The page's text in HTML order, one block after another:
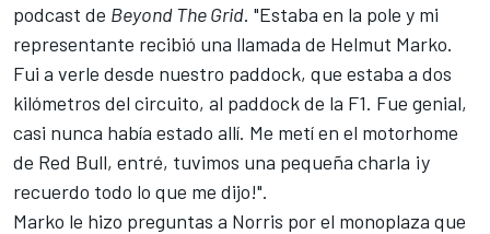
podcast de Beyond The Grid. "Estaba en la pole y mi
representante recibió una llamada de Helmut Marko.
Fui a verle desde nuestro paddock, que estaba a dos
kilómetros del circuito, al paddock de la F1. Fue genial,
casi nunca había estado allí. Me metí en el motorhome
de Red Bull, entré, tuvimos una pequeña charla ¡y
recuerdo todo lo que me dijo!".
Marko le hizo preguntas a Norris por el monoplaza que